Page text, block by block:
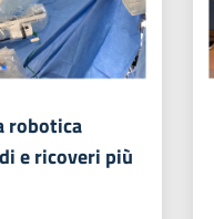
robotica
e ricoveri più